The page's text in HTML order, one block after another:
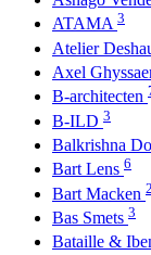
ATAMA 3
Atelier
Axel
B-architecten
B-ILD 3
Balkrishna
Bart Lens 6
Bart Macken 2
Bas Smets 3
Bataille &